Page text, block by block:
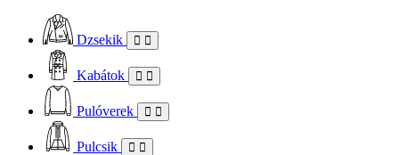
Dzsekik
Kabátok
Pulóverek
Pulcsik